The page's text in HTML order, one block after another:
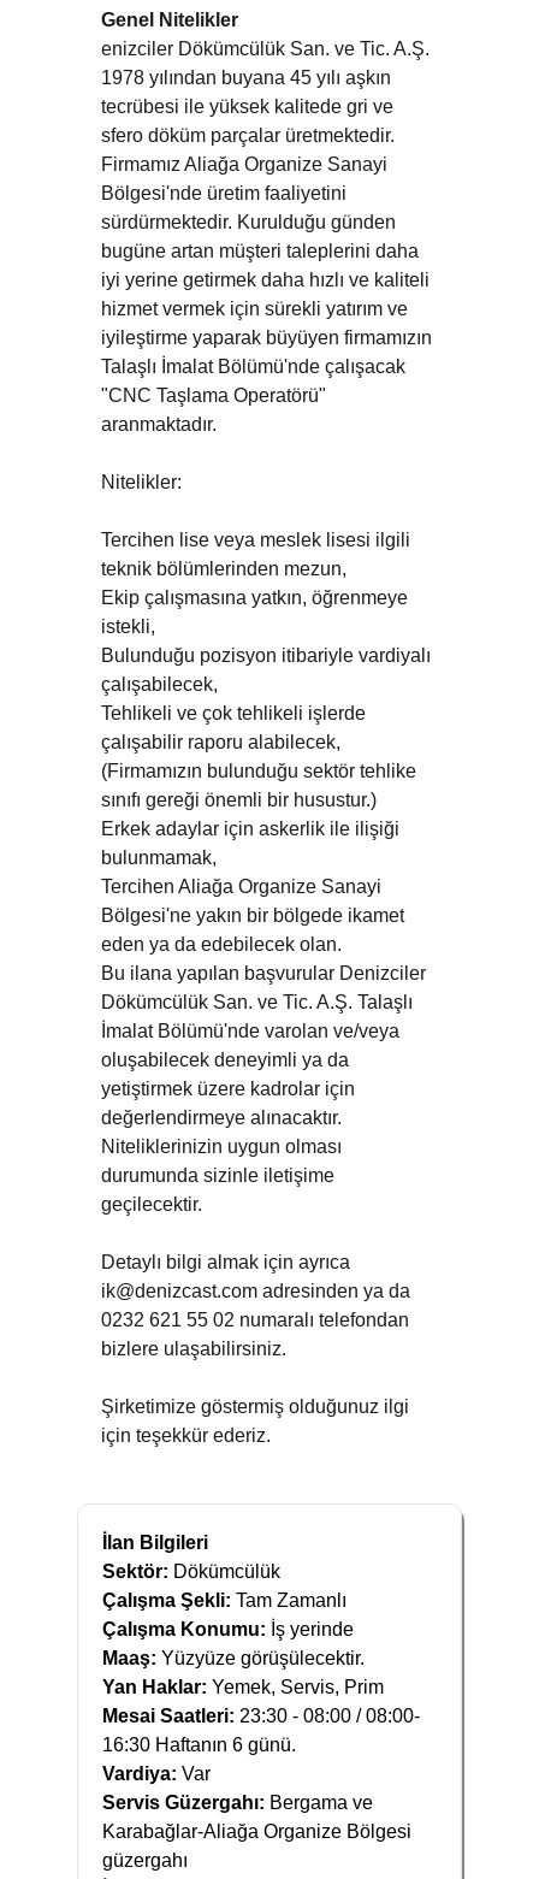
Genel Nitelikler
enizciler Dökümcülük San. ve Tic. A.Ş.
1978 yılından buyana 45 yılı aşkın
tecrübesi ile yüksek kalitede gri ve
sfero döküm parçalar üretmektedir.
Firmamız Aliağa Organize Sanayi
Bölgesi'nde üretim faaliyetini
sürdürmektedir. Kurulduğu günden
bugüne artan müşteri taleplerini daha
iyi yerine getirmek daha hızlı ve kaliteli
hizmet vermek için sürekli yatırım ve
iyileştirme yaparak büyüyen firmamızın
Talaşlı İmalat Bölümü'nde çalışacak
"CNC Taşlama Operatörü"
aranmaktadır.
Nitelikler:
Tercihen lise veya meslek lisesi ilgili
teknik bölümlerinden mezun,
Ekip çalışmasına yatkın, öğrenmeye
istekli,
Bulunduğu pozisyon itibariyle vardiyalı
çalışabilecek,
Tehlikeli ve çok tehlikeli işlerde
çalışabilir raporu alabilecek,
(Firmamızın bulunduğu sektör tehlike
sınıfı gereği önemli bir husustur.)
Erkek adaylar için askerlik ile ilişiği
bulunmamak,
Tercihen Aliağa Organize Sanayi
Bölgesi'ne yakın bir bölgede ikamet
eden ya da edebilecek olan.
Bu ilana yapılan başvurular Denizciler
Dökümcülük San. ve Tic. A.Ş. Talaşlı
İmalat Bölümü'nde varolan ve/veya
oluşabilecek deneyimli ya da
yetiştirmek üzere kadrolar için
değerlendirmeye alınacaktır.
Niteliklerinizin uygun olması
durumunda sizinle iletişime
geçilecektir.
Detaylı bilgi almak için ayrıca
ik@denizcast.com adresinden ya da
0232 621 55 02 numaralı telefondan
bizlere ulaşabilirsiniz.
Şirketimize göstermiş olduğunuz ilgi
için teşekkür ederiz.
İlan Bilgileri
Sektör: Dökümcülük
Çalışma Şekli: Tam Zamanlı
Çalışma Konumu: İş yerinde
Maaş: Yüzyüze görüşülecektir.
Yan Haklar: Yemek, Servis, Prim
Mesai Saatleri: 23:30 - 08:00 / 08:00-
16:30 Haftanın 6 günü.
Vardiya: Var
Servis Güzergahı: Bergama ve
Karabağlar-Aliağa Organize Bölgesi
güzergahı